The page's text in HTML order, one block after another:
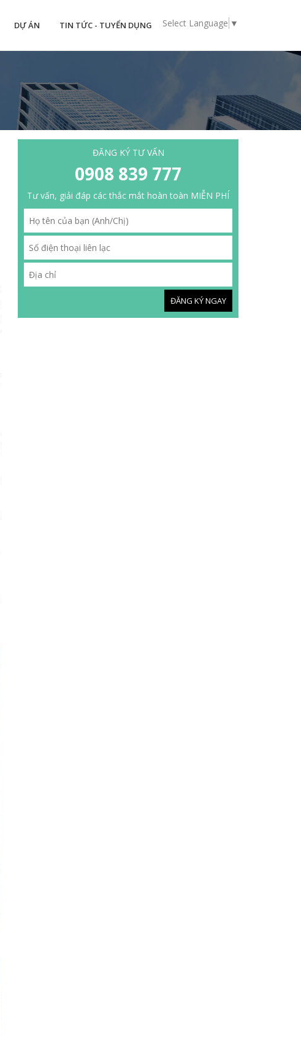
DỰ ÁN TIN TỨC - TUYỂN DỤNG Select Language ▼
ĐĂNG KÝ TƯ VẤN
0908 839 777
Tư vấn, giải đáp các thắc mắt hoàn toàn MIỄN PHÍ